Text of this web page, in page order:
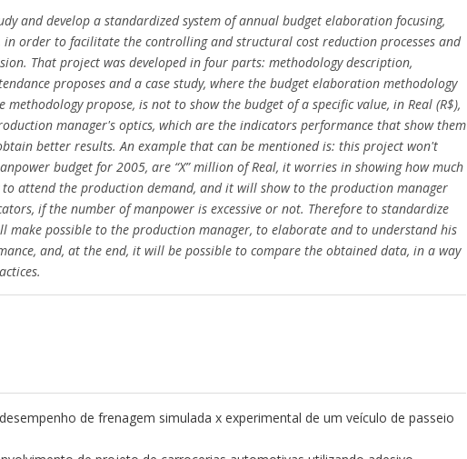
and develop a standardized system of annual budget elaboration focusing,
in order to facilitate the controlling and structural cost reduction processes and
That project was developed in four parts: methodology description,
proposes and a case study, where the budget elaboration methodology
propose, is not to show the budget of a specific value, in Real (R$),
manager's optics, which are the indicators performance that show them
better results. An example that can be mentioned is: this project won't
budget for 2005, are “X” million of Real, it worries in showing how much
attend the production demand, and it will show to the production manager
if the number of manpower is excessive or not. Therefore to standardize
make possible to the production manager, to elaborate and to understand his
and, at the end, it will be possible to compare the obtained data, in a way
de frenagem simulada x experimental de um veículo de passeio